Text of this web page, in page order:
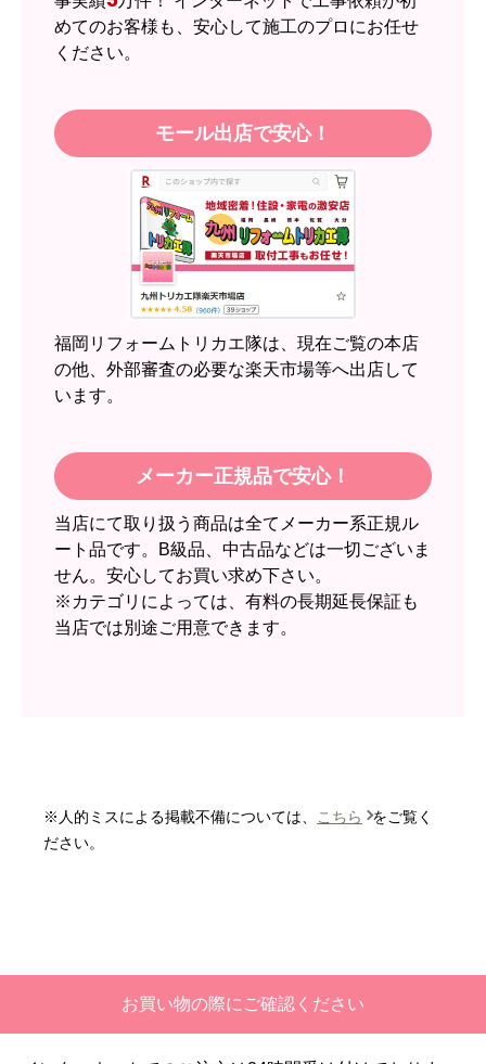
はい
またこのショップを利用したいですか？
【注文商品】エアコン・クーラー 【注
文時期】2026年05月頃（モバイルから）
【このショップを選んだ理由は？】
近隣のショップでしっかりやってくれそうだった
【注文からどのくらいで届きましたか？】
【その他感想・コメント】
2026年6月30日 23:50
欲しい商品をスムーズに注文できましたか？
はい
ショップからの連絡や対応は適切でしたか？
無回答
予定の期日までに商品が届きましたか？
【注文からどのくらいで届きましたか？】
二週間ほどです。
めてのお客様も、安心して施工のプロにお任せ
ください。
モール出店で安心！
福岡リフォームトリカエ隊は、現在ご覧の本店
の他、外部審査の必要な楽天市場等へ出店して
います。
メーカー正規品で安心！
当店にて取り扱う商品は全てメーカー系正規ル
ート品です。B級品、中古品などは一切ございま
せん。安心してお買い求め下さい。
※カテゴリによっては、有料の長期延長保証も
当店では別途ご用意できます。
※人的ミスによる掲載不備については、 こちら
をご覧く
ださい。
お買い物の際にご確認ください